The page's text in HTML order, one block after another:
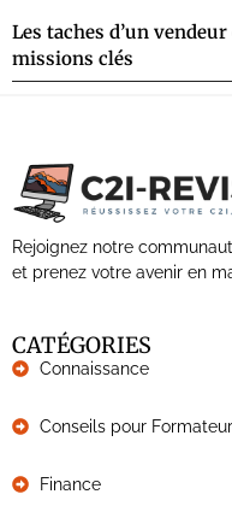
Les taches d’un
missions clés
Rejoignez notre
et prenez votre avenir en
CATÉGORIES
Connaissance
Conseils pour
Finance